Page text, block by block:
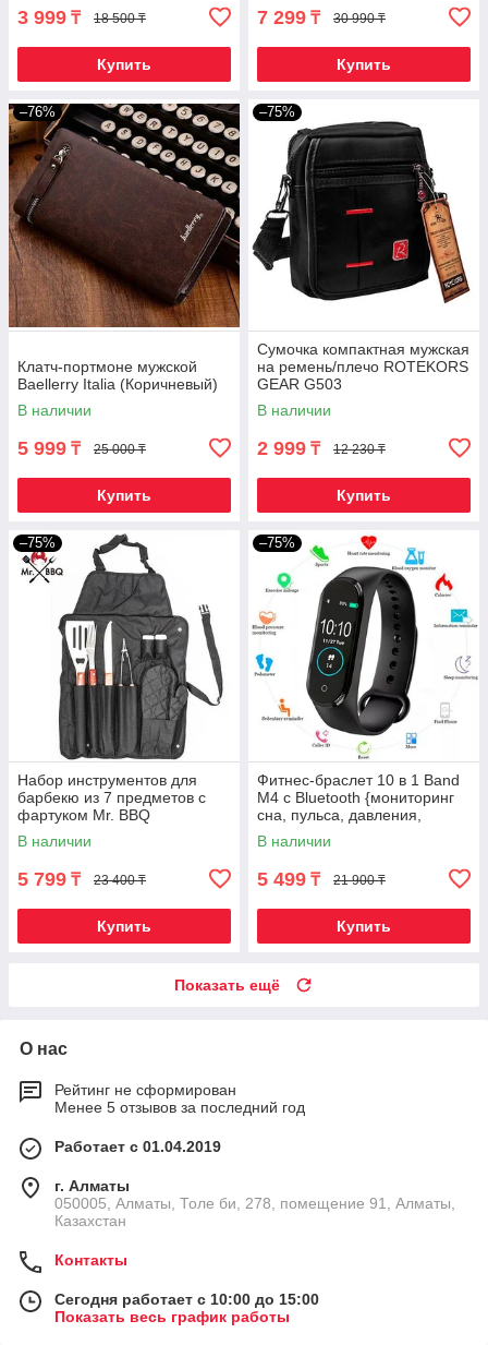
3 999 ₸ 18 500 ₸
Купить
7 299 ₸ 30 990 ₸
Купить
–76%
Клатч-портмоне мужской
Baellerry Italia (Коричневый)
В наличии
5 999 ₸ 25 000 ₸
Купить
–75%
Сумочка компактная мужская
на ремень/плечо ROTEKORS
GEAR G503
В наличии
2 999 ₸ 12 230 ₸
Купить
–75%
Набор инструментов для
барбекю из 7 предметов с
фартуком Mr. BBQ
В наличии
5 799 ₸ 23 400 ₸
Купить
–75%
Фитнес-браслет 10 в 1 Band
M4 с Bluetooth {мониторинг
сна, пульса, давления,
уровня кислорода,
активности}
В наличии
5 499 ₸ 21 900 ₸
Купить
Показать ещё
О нас
Рейтинг не сформирован
Менее 5 отзывов за последний год
Работает с 01.04.2019
г. Алматы
050005, Алматы, Толе би, 278, помещение 91, Алматы,
Казахстан
Контакты
Сегодня работает с 10:00 до 15:00
Показать весь график работы